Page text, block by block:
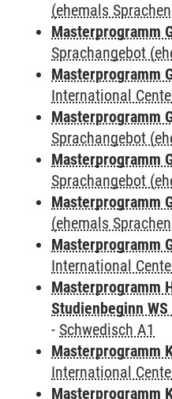
(ehemals
Masterprogramm
Sprachangebot
Masterprogramm
International
Masterprogramm
Sprachangebot
Masterprogramm
Sprachangebot
Masterprogramm
(ehemals
Masterprogramm
International
Masterprogramm
Studienbeginn WS
- Schwedisch A1
Masterprogramm
International
Masterprogramm